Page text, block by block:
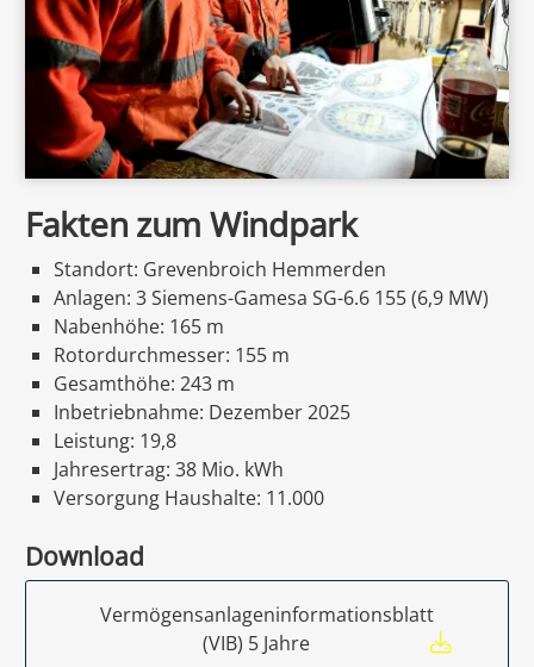
EE Text
Fakten zum Windpark
Standort: Grevenbroich Hemmerden
Anlagen: 3 Siemens-Gamesa SG-6.6 155 (6,9 MW)
Nabenhöhe: 165 m
Rotordurchmesser: 155 m
Gesamthöhe: 243 m
Inbetriebnahme: Dezember 2025
Leistung: 19,8
Jahresertrag: 38 Mio. kWh
Versorgung Haushalte: 11.000
Download
Vermögensanlageninformationsblatt
(VIB) 5 Jahre